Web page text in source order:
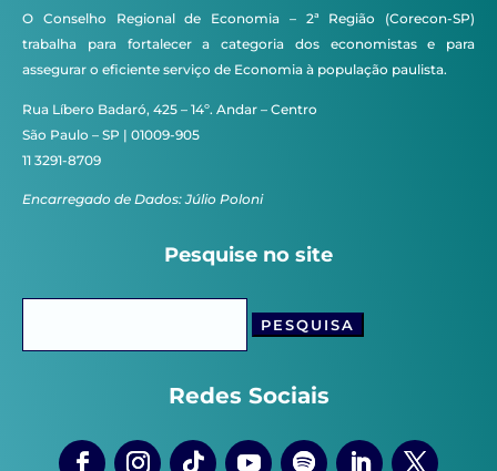
O Conselho Regional de Economia – 2ª Região (Corecon-SP)
trabalha para fortalecer a categoria dos economistas e para
assegurar o eficiente serviço de Economia à população paulista.
Rua Líbero Badaró, 425 – 14º. Andar – Centro
São Paulo – SP | 01009-905
11 3291-8709
Encarregado de Dados: Júlio Poloni
Pesquise no site
Redes Sociais